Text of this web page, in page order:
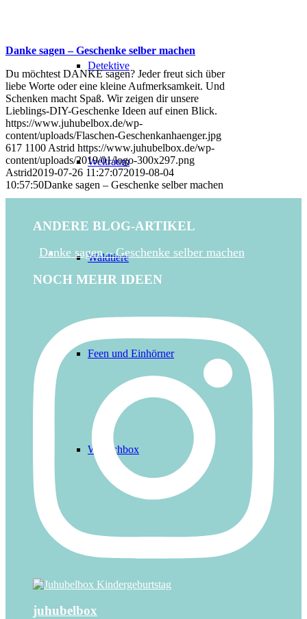
Detektive
Weltraum
Waldtiere
Feen und Einhörner
Wunschbox
Danke sagen – Geschenke selber machen
Du möchtest DANKE sagen? Jeder freut sich über
liebe Worte oder eine kleine Aufmerksamkeit. Und
Schenken macht Spaß. Wir zeigen dir unsere
Lieblings-DIY-Geschenke Ideen auf einen Blick.
https://www.juhubelbox.de/wp-
content/uploads/Flaschen-Geschenkanhaenger.jpg
617 1100 Astrid https://www.juhubelbox.de/wp-
content/uploads/2019/01/logo-300x297.png
Astrid2019-07-26 11:27:072019-08-04
10:57:50Danke sagen – Geschenke selber machen
ANDERE BLOG-ARTIKEL
Danke sagen – Geschenke selber machen
NOCH MEHR IDEEN
juhubelbox